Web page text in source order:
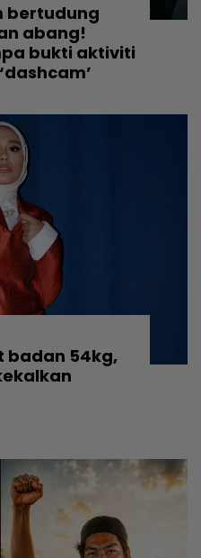
bertudung
abang!
bukti aktiviti
badan 54kg,